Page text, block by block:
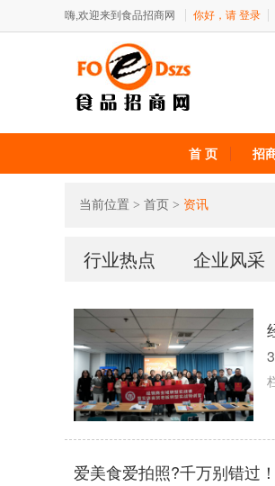
嗨,欢迎来到食品招商网 你好，请 登录
首 页 招
当前位置 > 首页 > 资讯
行业热点 企业风采
爱美食爱拍照?千万别错过